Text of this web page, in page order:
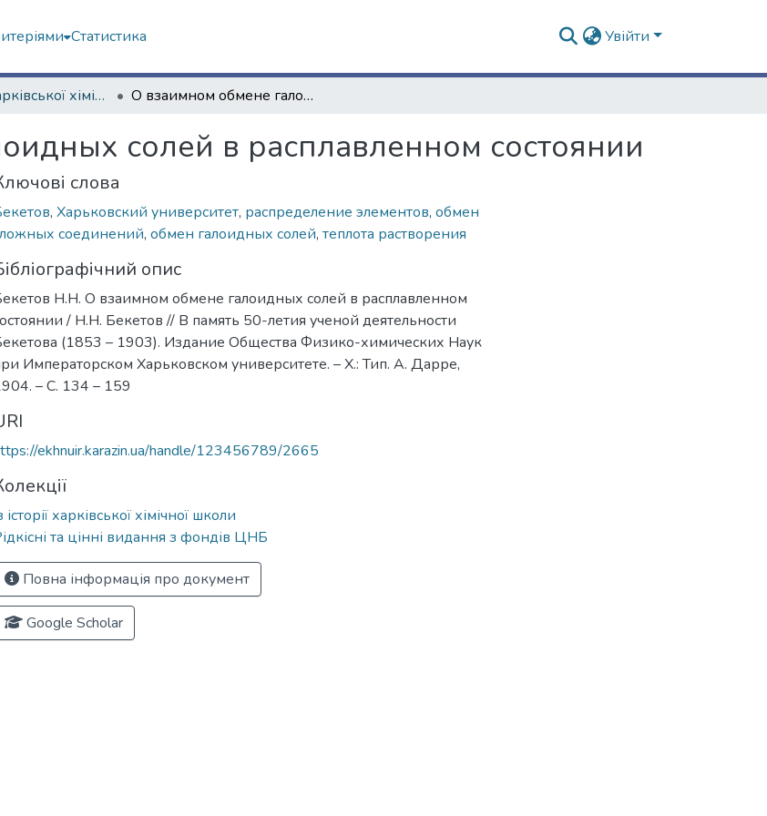
Статистика Увійти
Із історії харківської хімічної школи О взаимном обмене галоидных солей в расплавленном состоянии
солей в расплавленном состоянии
слова
, Харьковский университет, распределение элементов, обмен
соединений, обмен галоидных солей, теплота растворения
опис
Н.Н. О взаимном обмене галоидных солей в расплавленном
/ Н.Н. Бекетов // В память 50-летия ученой деятельности
(1853 – 1903). Издание Общества Физико-химических Наук
Императорском Харьковском университете. – Х.: Тип. А. Дарре,
– С. 134 – 159
ekhnuir.karazin.ua/handle/123456789/2665
історії харківської хімічної школи
та цінні видання з фондів ЦНБ
Повна інформація про документ
Google Scholar